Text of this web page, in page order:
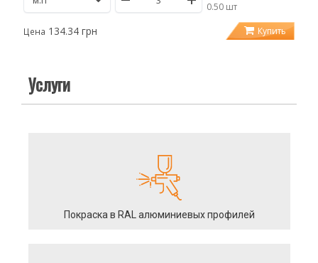
/0.50 шт
Цена 134.34 грн Купить
Услуги
Покраска в RAL алюминиевых профилей